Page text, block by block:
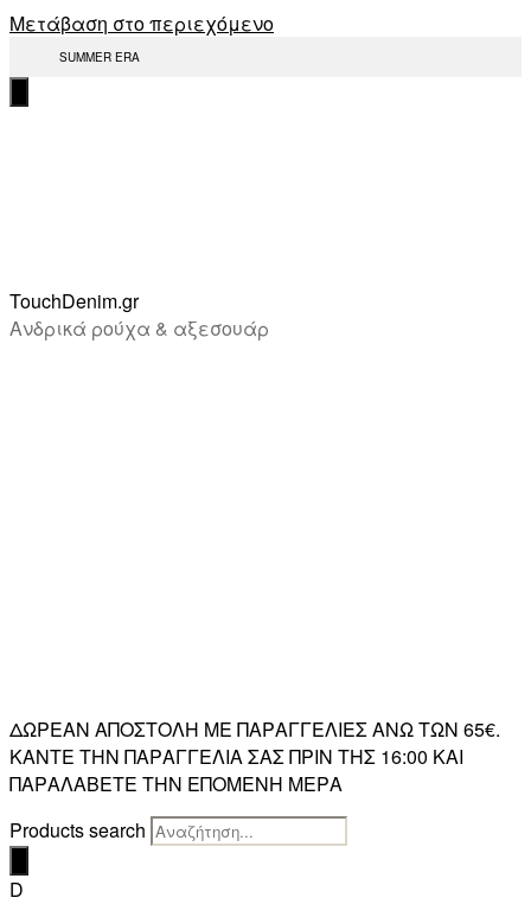
Μετάβαση στο περιεχόμενο
SUMMER ERA
TouchDenim.gr
Ανδρικά ρούχα & αξεσουάρ
ΔΩΡΕΑΝ ΑΠΟΣΤΟΛΗ ΜΕ ΠΑΡΑΓΓΕΛΙΕΣ ΑΝΩ ΤΩΝ 65€.
ΚΑΝΤΕ ΤΗΝ ΠΑΡΑΓΓΕΛΙΑ ΣΑΣ ΠΡΙΝ ΤΗΣ 16:00 ΚΑΙ
ΠΑΡΑΛΑΒΕΤΕ ΤΗΝ ΕΠΟΜΕΝΗ ΜΕΡΑ
Products search
D